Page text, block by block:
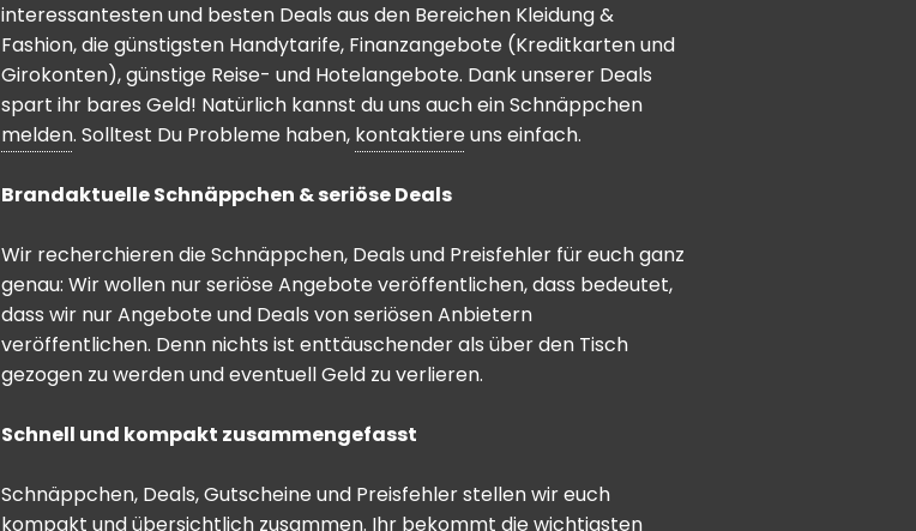
interessantesten und besten Deals aus den Bereichen Kleidung &
Fashion, die günstigsten Handytarife, Finanzangebote (Kreditkarten und
Girokonten), günstige Reise- und Hotelangebote. Dank unserer Deals
spart ihr bares Geld! Natürlich kannst du uns auch ein Schnäppchen
melden. Solltest Du Probleme haben, kontaktiere uns einfach.
Brandaktuelle Schnäppchen & seriöse Deals
Wir recherchieren die Schnäppchen, Deals und Preisfehler für euch ganz
genau: Wir wollen nur seriöse Angebote veröffentlichen, dass bedeutet,
dass wir nur Angebote und Deals von seriösen Anbietern
veröffentlichen. Denn nichts ist enttäuschender als über den Tisch
gezogen zu werden und eventuell Geld zu verlieren.
Schnell und kompakt zusammengefasst
Schnäppchen, Deals, Gutscheine und Preisfehler stellen wir euch
kompakt und übersichtlich zusammen. Ihr bekommt die wichtigsten